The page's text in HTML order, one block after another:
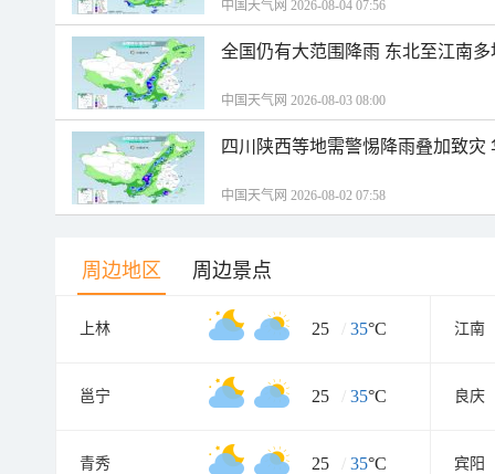
中国天气网 2026-08-04 07:56
全国仍有大范围降雨 东北至江南
中国天气网 2026-08-03 08:00
四川陕西等地需警惕降雨叠加致
中国天气网 2026-08-02 07:58
周边地区 周边景点
上林 25 / 35°C 江南
邕宁 25 / 35°C 良庆
青秀 25 / 35°C 宾阳